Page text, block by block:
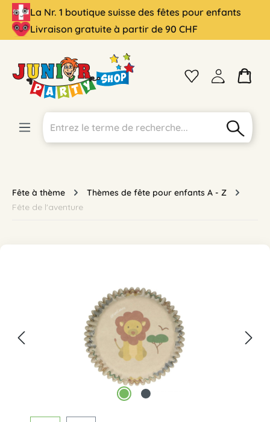
principal
La Nr. 1 boutique suisse des fêtes pour enfants
Livraison gratuite à partir de 90 CHF
Fête à thème
Thèmes de fête pour enfants A - Z
Fête de l'aventure